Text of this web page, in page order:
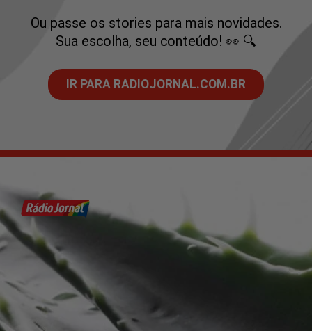
Ou passe os stories para mais novidades.
Sua escolha, seu conteúdo! 👀 🔍
IR PARA RADIOJORNAL.COM.BR